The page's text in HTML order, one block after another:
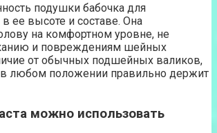
подушки бабочка для
ее высоте и составе. Она
на комфортном уровне, не
и повреждениям шейных
от обычных подшейных валиков,
в любом положении правильно держит
можно использовать